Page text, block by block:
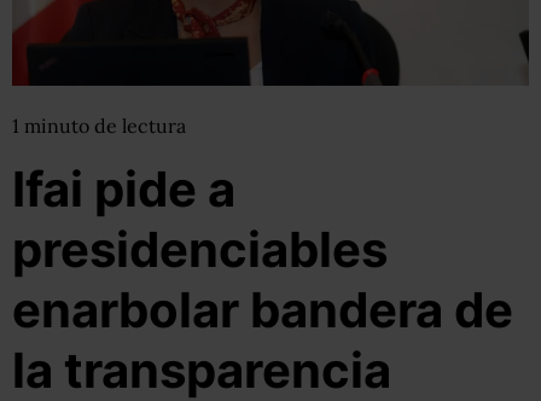
1 minuto de lectura
Ifai pide a
presidenciables
enarbolar bandera de
la transparencia